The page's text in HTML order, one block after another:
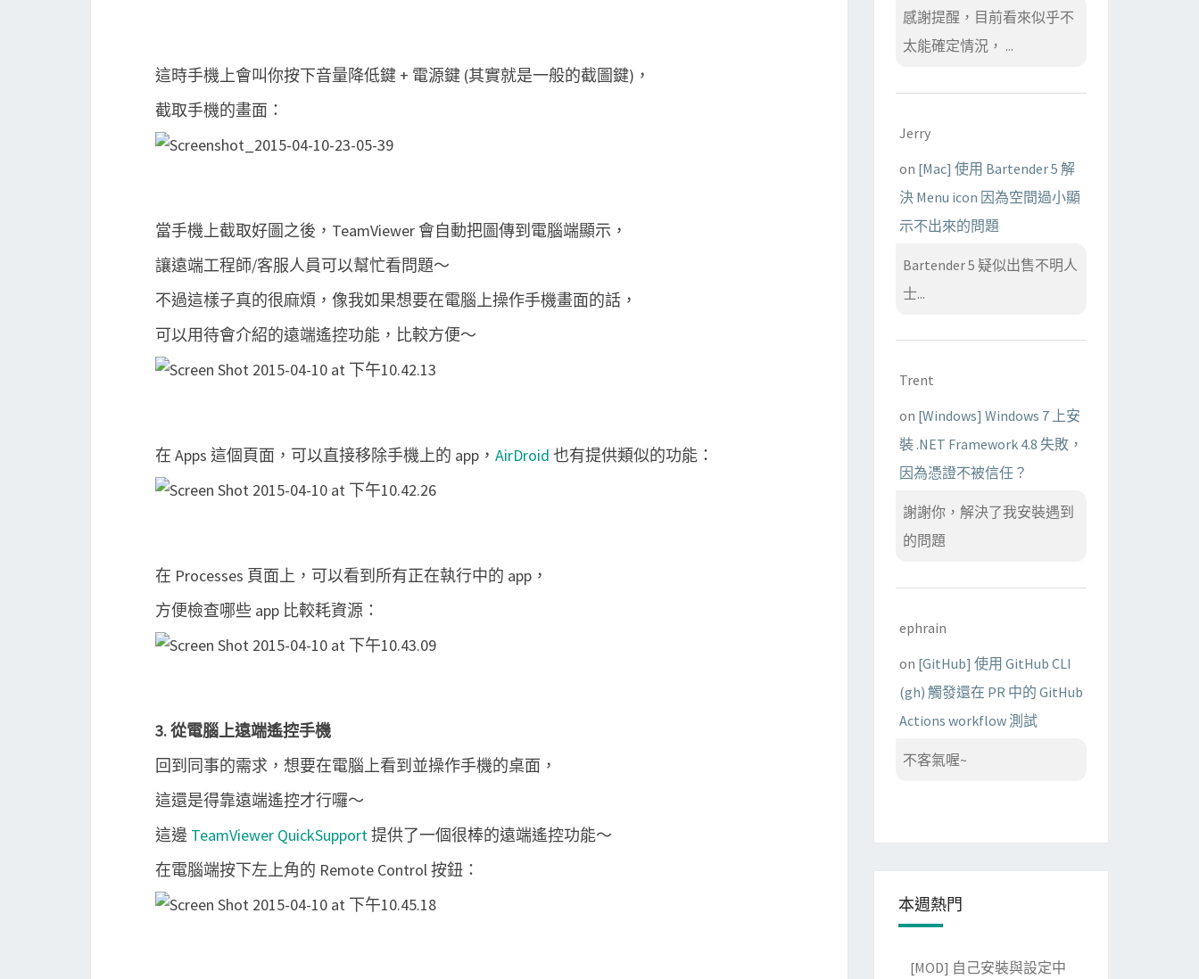
這時手機上會叫你按下音量降低鍵 + 電源鍵 (其實就是一般的截圖鍵)，
截取手機的畫面：
當手機上截取好圖之後，TeamViewer 會自動把圖傳到電腦端顯示，
讓遠端工程師/客服人員可以幫忙看問題～
不過這樣子真的很麻煩，像我如果想要在電腦上操作手機畫面的話，
可以用待會介紹的遠端遙控功能，比較方便～
在 Apps 這個頁面，可以直接移除手機上的 app， AirDroid 也有提供類似的功能：
在 Processes 頁面上，可以看到所有正在執行中的 app，
方便檢查哪些 app 比較耗資源：
3. 從電腦上遠端遙控手機
回到同事的需求，想要在電腦上看到並操作手機的桌面，
這還是得靠遠端遙控才行囉～
這邊 TeamViewer QuickSupport提供了一個很棒的遠端遙控功能～
在電腦端按下左上角的 Remote Control 按鈕：
感謝提醒，目前看來似乎不
太能確定情況， ...
Jerry
on [Mac] 使用 Bartender 5 解
決 Menu icon 因為空間過小顯
示不出來的問題
Bartender 5 疑似出售不明人
士...
Trent
on [Windows] Windows 7 上安
裝 .NET Framework 4.8 失敗，
因為憑證不被信任？
謝謝你，解決了我安裝遇到
的問題
ephrain
on [GitHub] 使用 GitHub CLI
(gh) 觸發還在 PR 中的 GitHub
Actions workflow 測試
不客氣喔~
本週熱門
[MOD] 自己安裝與設定中